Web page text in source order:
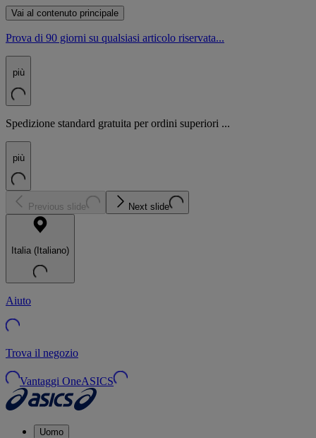
Vai al contenuto principale
Prova di 90 giorni su qualsiasi articolo riservata...
più
Spedizione standard gratuita per ordini superiori ...
più
Previous slide Next slide
Italia (Italiano)
Aiuto
Trova il negozio
Vantaggi OneASICS
Uomo